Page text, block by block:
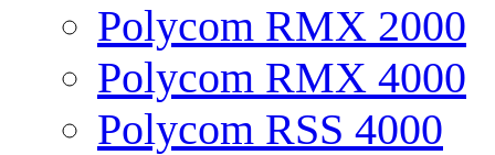
Polycom RMX 2000
Polycom RMX 4000
Polycom RSS 4000